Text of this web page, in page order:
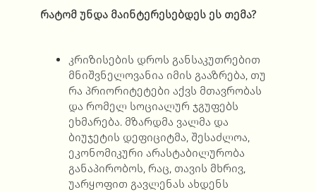
რატომ უნდა მაინტერესებდეს ეს თემა?
კრიზისების დროს განსაკუთრებით
მნიშვნელოვანია იმის გააზრება, თუ
რა პრიორიტეტები აქვს მთავრობას
და რომელ სოციალურ ჯგუფებს
ეხმარება. მზარდმა ვალმა და
ბიუჯეტის დეფიციტმა, შესაძლოა,
ეკონომიკური არასტაბილურობა
განაპირობოს, რაც, თავის მხრივ,
უარყოფით გავლენას ახდენს